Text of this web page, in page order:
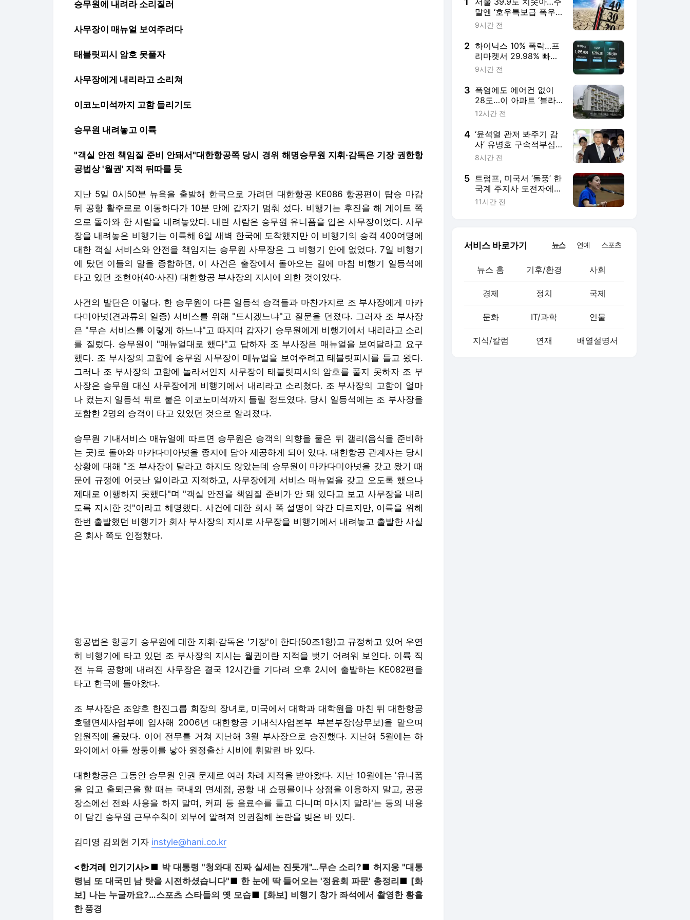
승무원에 내려라 소리질러
사무장이 매뉴얼 보여주려다
태블릿피시 암호 못풀자
사무장에게 내리라고 소리쳐
이코노미석까지 고함 들리기도
승무원 내려놓고 이륙
"객실 안전 책임질 준비 안돼서"대한항공쪽 당시 경위 해명승무원 지휘·감독은 기장 권한항
공법상 '월권' 지적 뒤따를 듯
지난 5일 0시50분 뉴욕을 출발해 한국으로 가려던 대한항공 KE086 항공편이 탑승 마감
뒤 공항 활주로로 이동하다가 10분 만에 갑자기 멈춰 섰다. 비행기는 후진을 해 게이트 쪽
으로 돌아와 한 사람을 내려놓았다. 내린 사람은 승무원 유니폼을 입은 사무장이었다. 사무
장을 내려놓은 비행기는 이륙해 6일 새벽 한국에 도착했지만 이 비행기의 승객 400여명에
대한 객실 서비스와 안전을 책임지는 승무원 사무장은 그 비행기 안에 없었다. 7일 비행기
에 탔던 이들의 말을 종합하면, 이 사건은 출장에서 돌아오는 길에 마침 비행기 일등석에
타고 있던 조현아(40·사진) 대한항공 부사장의 지시에 의한 것이었다.
사건의 발단은 이렇다. 한 승무원이 다른 일등석 승객들과 마찬가지로 조 부사장에게 마카
다미아넛(견과류의 일종) 서비스를 위해 "드시겠느냐"고 질문을 던졌다. 그러자 조 부사장
은 "무슨 서비스를 이렇게 하느냐"고 따지며 갑자기 승무원에게 비행기에서 내리라고 소리
를 질렀다. 승무원이 "매뉴얼대로 했다"고 답하자 조 부사장은 매뉴얼을 보여달라고 요구
했다. 조 부사장의 고함에 승무원 사무장이 매뉴얼을 보여주려고 태블릿피시를 들고 왔다.
그러나 조 부사장의 고함에 놀라서인지 사무장이 태블릿피시의 암호를 풀지 못하자 조 부
사장은 승무원 대신 사무장에게 비행기에서 내리라고 소리쳤다. 조 부사장의 고함이 얼마
나 컸는지 일등석 뒤로 붙은 이코노미석까지 들릴 정도였다. 당시 일등석에는 조 부사장을
포함한 2명의 승객이 타고 있었던 것으로 알려졌다.
승무원 기내서비스 매뉴얼에 따르면 승무원은 승객의 의향을 물은 뒤 갤리(음식을 준비하
는 곳)로 돌아와 마카다미아넛을 종지에 담아 제공하게 되어 있다. 대한항공 관계자는 당시
상황에 대해 "조 부사장이 달라고 하지도 않았는데 승무원이 마카다미아넛을 갖고 왔기 때
문에 규정에 어긋난 일이라고 지적하고, 사무장에게 서비스 매뉴얼을 갖고 오도록 했으나
제대로 이행하지 못했다"며 "객실 안전을 책임질 준비가 안 돼 있다고 보고 사무장을 내리
도록 지시한 것"이라고 해명했다. 사건에 대한 회사 쪽 설명이 약간 다르지만, 이륙을 위해
한번 출발했던 비행기가 회사 부사장의 지시로 사무장을 비행기에서 내려놓고 출발한 사실
은 회사 쪽도 인정했다.
호텔면세사업부에 입사해 2006년 대한항공 기내식사업본부 부본부장(상무보)을 맡으며
임원직에 올랐다. 이어 전무를 거쳐 지난해 3월 부사장으로 승진했다. 지난해 5월에는 하
와이에서 아들 쌍둥이를 낳아 원정출산 시비에 휘말린 바 있다.
을 입고 출퇴근을 할 때는 국내외 면세점, 공항 내 쇼핑몰이나 상점을 이용하지 말고, 공공
장소에선 전화 사용을 하지 말며, 커피 등 음료수를 들고 다니며 마시지 말라'는 등의 내용
이 담긴 승무원 근무수칙이 외부에 알려져 인권침해 논란을 빚은 바 있다.
<한겨레 인기기사>■박 대통령 "청와대 진짜 실세는 진돗개"…무슨 소리?■허지웅 "대통
령님 또 대국민 남 탓을 시전하셨습니다"■한 눈에 딱 들어오는 '정윤회 파문' 총정리■[화
보] 나는 누굴까요?…스포츠 스타들의 옛 모습■[화보] 비행기 창가 좌석에서 촬영한 황홀
Copyrights ⓒ 한겨레신문사, 무단전재 및 재배포 금지
<한겨레는 한국온라인신문협회(www.kona.or.kr)의 디지털뉴스이용규칙에 따른 저작권을
트럼프, 미국서 ‘돌풍’ 한
국계 주지사 도전자에
11시간 전
서비스 바로가기 뉴스 연예 스포츠
뉴스 홈 사회
경제 정치 국제
문화 인물
지식/칼럼 연재 배열설명서